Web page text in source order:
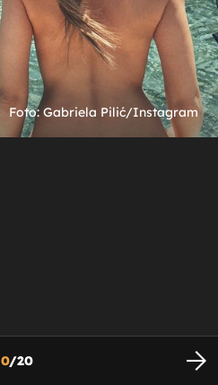
Foto: Gabriela Pilić/Instagram
0/20